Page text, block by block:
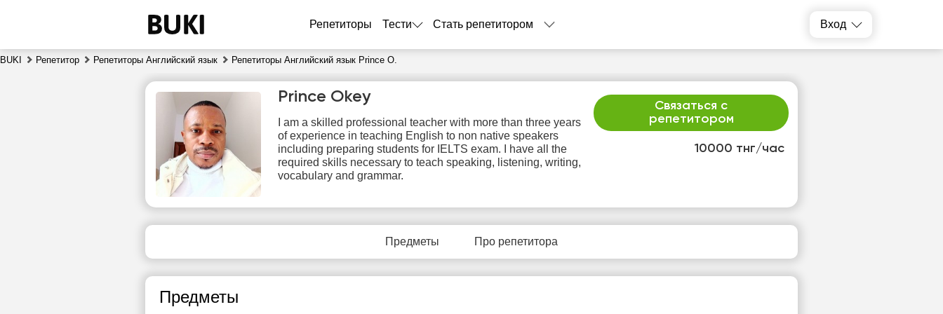
Репетиторы Тести Стать репетитором Вход
BUKI Репетитор Репетиторы Английский язык Репетиторы Английский язык Prince O.
10000 тнг/час
Связаться с
репетитором
Prince Okey
I am a skilled professional teacher with more than three years
of experience in teaching English to non native speakers
including preparing students for IELTS exam. I have all the
required skills necessary to teach speaking, listening, writing,
vocabulary and grammar.
Предметы Про репетитора
Предметы
чт
6
7
8
9
10
11
12
свободных
10:30
10:00
10:30
10:00
10:30
Нет
свободных
свободных
свободных